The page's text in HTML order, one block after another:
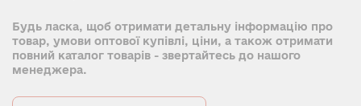
Будь ласка, щоб отримати детальну інформацію про
товар, умови оптової купівлі, ціни, а також отримати
повний каталог товарів - звертайтесь до нашого
менеджера.